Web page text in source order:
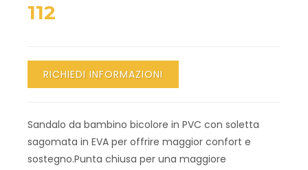
112
RICHIEDI INFORMAZIONI
Sandalo da bambino bicolore in PVC con soletta
sagomata in EVA per offrire maggior confort e
sostegno.Punta chiusa per una maggiore